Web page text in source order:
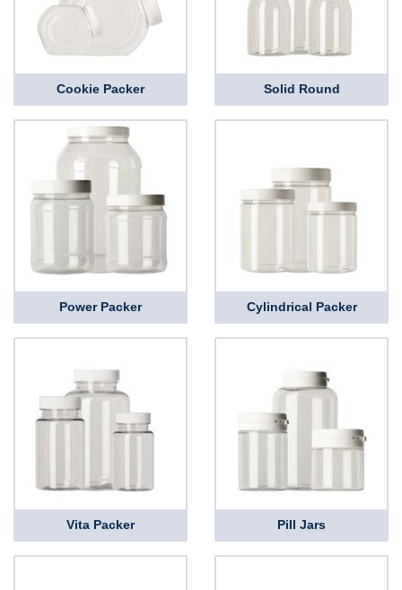
Cookie Packer Solid Round
Power Packer Cylindrical Packer
Vita Packer Pill Jars